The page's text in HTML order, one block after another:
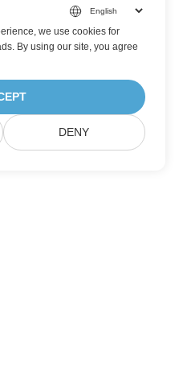
we use cookies for
By using our site, you agree
DENY